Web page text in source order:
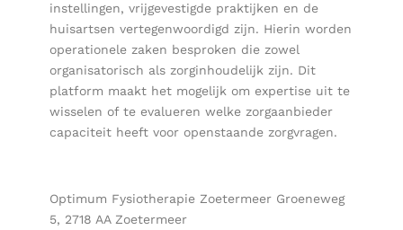
instellingen, vrijgevestigde praktijken en de
huisartsen vertegenwoordigd zijn. Hierin worden
operationele zaken besproken die zowel
organisatorisch als zorginhoudelijk zijn. Dit
platform maakt het mogelijk om expertise uit te
wisselen of te evalueren welke zorgaanbieder
capaciteit heeft voor openstaande zorgvragen.
Optimum Fysiotherapie Zoetermeer Groeneweg
5, 2718 AA Zoetermeer